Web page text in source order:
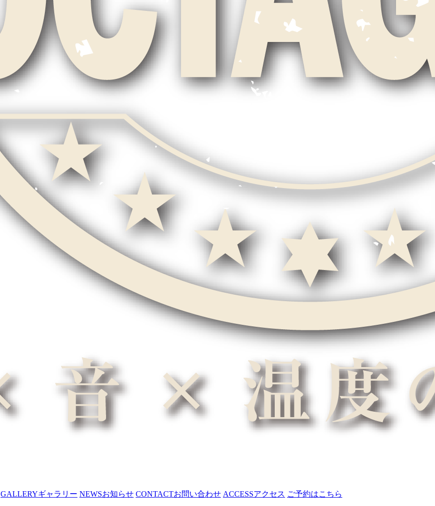
GALLERYギャラリー NEWSお知らせ CONTACTお問い合わせ ACCESSアクセス ご予約はこちら